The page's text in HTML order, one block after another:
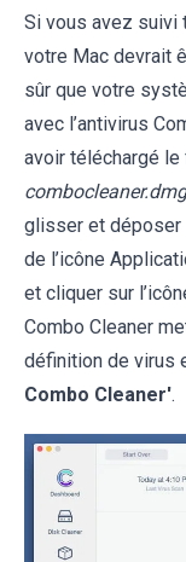
Si vous avez suivi
votre Mac devrait
sûr que votre
avec l’antivirus
avoir téléchargé
combocleaner.dmg
glisser et déposer
de l’icône
et cliquer sur
Combo Cleaner
définition de virus
Combo Cleaner'.